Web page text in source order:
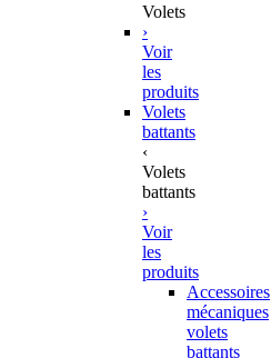
Volets
›
Voir
les
produits
Volets
battants
‹
Volets
battants
›
Voir
les
produits
Accessoires
mécaniques
volets
battants